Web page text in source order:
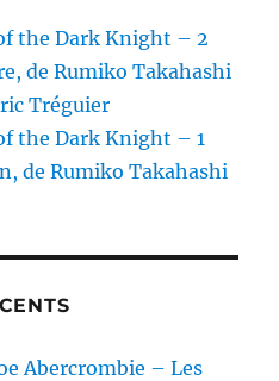
the Dark Knight – 2
de Rumiko Takahashi
Tréguier
the Dark Knight – 1
de Rumiko Takahashi
Abercrombie – Les